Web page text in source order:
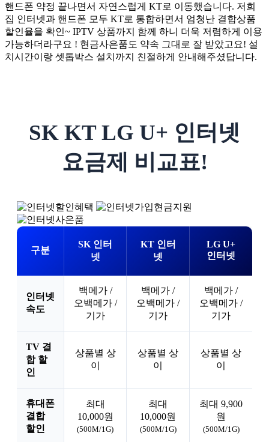
핸드폰 약정 끝나면서 자연스럽게 KT로 이동했습니다. 저희
집 인터넷과 핸드폰 모두 KT로 통합하면서 엄청난 결합상품
할인율을 확인~ IPTV 상품까지 함께 하니 더욱 저렴하게 이용
가능하더라구요 ! 현금사은품도 약속 그대로 잘 받았고요! 설
치시간이랑 셋톱박스 설치까지 친절하게 안내해주셨답니다.
SK KT LG U+ 인터넷
요금제 비교표!
구분
SK 인터
넷
KT 인터
넷
LG U+
인터넷
인터넷
속도
백메가 /
오백메가 /
기가
백메가 /
오백메가 /
기가
백메가 /
오백메가 /
기가
TV 결
합 할
인
상품별 상
이
상품별 상
이
상품별 상
이
휴대폰
결합
할인
최대
10,000원
(500M/1G)
최대
10,000원
(500M/1G)
최대 9,900
원
(500M/1G)